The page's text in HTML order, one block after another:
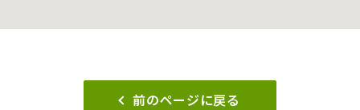
前のページに戻る